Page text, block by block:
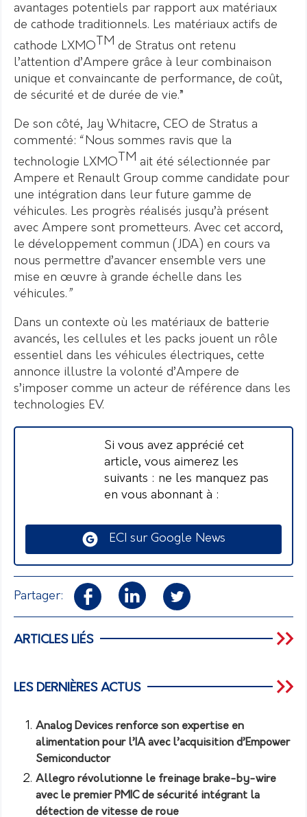
avantages potentiels par rapport aux matériaux
de cathode traditionnels. Les matériaux actifs de
cathode LXMO TM de Stratus ont retenu
l’attention d’Ampere grâce à leur combinaison
unique et convaincante de performance, de coût,
de sécurité et de durée de vie.”
De son côté, Jay Whitacre, CEO de Stratus a
commenté: “ Nous sommes ravis que la
technologie LXMO TM ait été sélectionnée par
Ampere et Renault Group comme candidate pour
une intégration dans leur future gamme de
véhicules. Les progrès réalisés jusqu’à présent
avec Ampere sont prometteurs. Avec cet accord,
le développement commun (JDA) en cours va
nous permettre d’avancer ensemble vers une
mise en œuvre à grande échelle dans les
véhicules. ”
Dans un contexte où les matériaux de batterie
avancés, les cellules et les packs jouent un rôle
essentiel dans les véhicules électriques, cette
annonce illustre la volonté d’Ampere de
s’imposer comme un acteur de référence dans les
technologies EV.
Si vous avez apprécié cet
article, vous aimerez les
suivants : ne les manquez pas
en vous abonnant à :
ECI sur Google News
Partager:
ARTICLES LIÉS
LES DERNIÈRES ACTUS
Analog Devices renforce son expertise en
alimentation pour l’IA avec l’acquisition d’Empower
Semiconductor
Allegro révolutionne le freinage brake-by-wire
avec le premier PMIC de sécurité intégrant la
détection de vitesse de roue